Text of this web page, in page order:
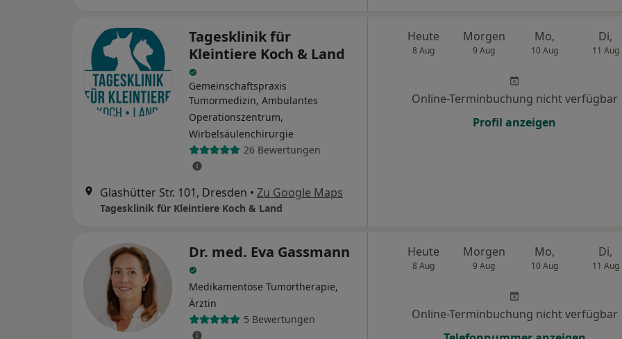
Tagesklinik für
Kleintiere Koch & Land
Gemeinschaftspraxis
Tumormedizin, Ambulantes
Operationszentrum,
Wirbelsäulenchirurgie
26 Bewertungen
Glashütter Str. 101, Dresden • Zu Google Maps
Tagesklinik für Kleintiere Koch & Land
Heute
8 Aug
Morgen
9 Aug
Mo,
10 Aug
Di,
11 Aug
Online-Terminbuchung nicht verfügbar
Profil anzeigen
Dr. med. Eva Gassmann
Medikamentöse Tumortherapie,
Ärztin
5 Bewertungen
Heute
8 Aug
Morgen
9 Aug
Mo,
10 Aug
Di,
11 Aug
Online-Terminbuchung nicht verfügbar